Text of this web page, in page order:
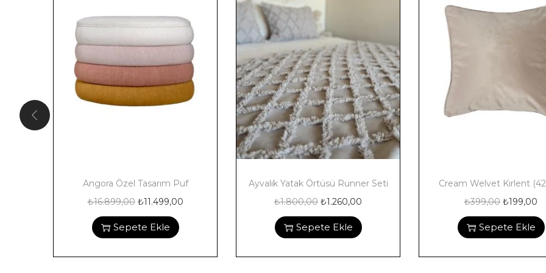
Angora Özel Tasarım Puf
₺16.899,00 ₺11.499,00
Sepete Ekle
Ayvalık Yatak Örtüsü Runner Seti
₺1.800,00 ₺1.260,00
Sepete Ekle
Cream Welvet Kırlent
₺399,00 ₺199,00
Sepete Ekle